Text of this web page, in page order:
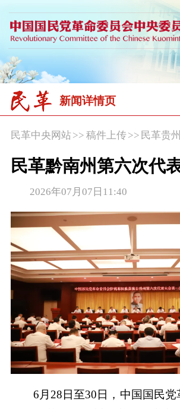
新闻详情页
民革中央网站>> 稿件上传 >> 民革贵州
民革黔南州第六次代
2026年07月07日11:40
6月28日至30日，中国国民